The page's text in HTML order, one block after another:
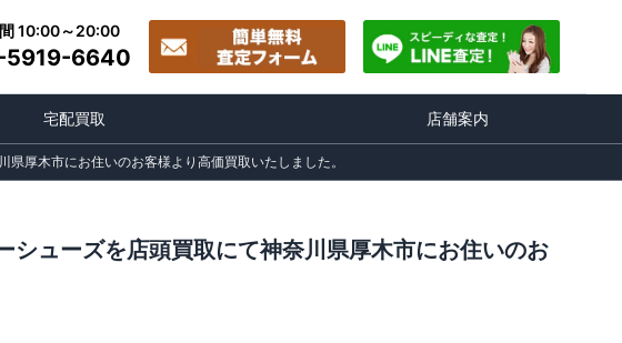
10:00～20:00
5919-6640
宅配買取 店舗案内
厚木市にお住いのお客様より高価買取いたしました。
ューズを店頭買取にて神奈川県厚木市にお住いのお